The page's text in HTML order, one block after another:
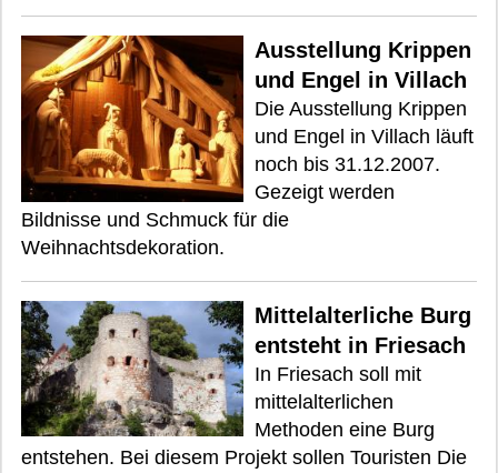
Ausstellung Krippen
und Engel in Villach
Die Ausstellung Krippen
und Engel in Villach läuft
noch bis 31.12.2007.
Gezeigt werden
Bildnisse und Schmuck für die
Weihnachtsdekoration.
Mittelalterliche Burg
entsteht in Friesach
In Friesach soll mit
mittelalterlichen
Methoden eine Burg
entstehen. Bei diesem Projekt sollen Touristen Die